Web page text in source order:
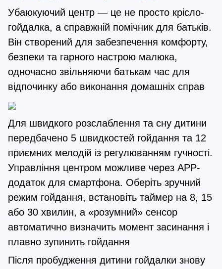
Убаюкуючий центр — це не просто крісло-
гойдалка, а справжній помічник для батьків.
Він створений для забезпечення комфорту,
безпеки та гарного настрою малюка,
одночасно звільняючи батькам час для
відпочинку або виконання домашніх справ
Для швидкого розслаблення та сну дитини
передбачено 5 швидкостей гойдання та 12
приємних мелодій із регулюванням гучності.
Управління центром можливе через APP-
додаток для смартфона. Оберіть зручний
режим гойдання, встановіть таймер на 8, 15
або 30 хвилин, а «розумний» сенсор
автоматично визначить момент засинання і
плавно зупинить гойдання
Після пробудження дитини гойдалки знову